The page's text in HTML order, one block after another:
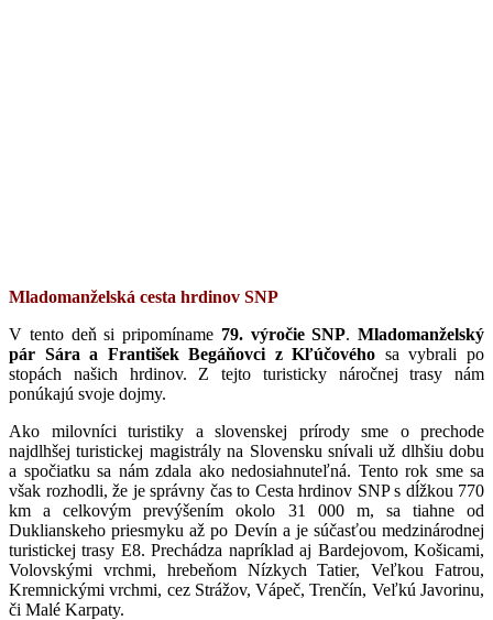
Mladomanželská cesta hrdinov SNP
V tento deň si pripomíname 79. výročie SNP. Mladomanželský
pár Sára a František Begáňovci z Kľúčového sa vybrali po
stopách našich hrdinov. Z tejto turisticky náročnej trasy nám
ponúkajú svoje dojmy.
Ako milovníci turistiky a slovenskej prírody sme o prechode
najdlhšej turistickej magistrály na Slovensku snívali už dlhšiu dobu
a spočiatku sa nám zdala ako nedosiahnuteľná. Tento rok sme sa
však rozhodli, že je správny čas to Cesta hrdinov SNP s dĺžkou 770
km a celkovým prevýšením okolo 31 000 m, sa tiahne od
Duklianskeho priesmyku až po Devín a je súčasťou medzinárodnej
turistickej trasy E8.Prechádza napríklad aj Bardejovom, Košicami,
Volovskými vrchmi, hrebeňom Nízkych Tatier, Veľkou Fatrou,
Kremnickými vrchmi, cez Strážov, Vápeč, Trenčín, Veľkú Javorinu,
či Malé Karpaty.